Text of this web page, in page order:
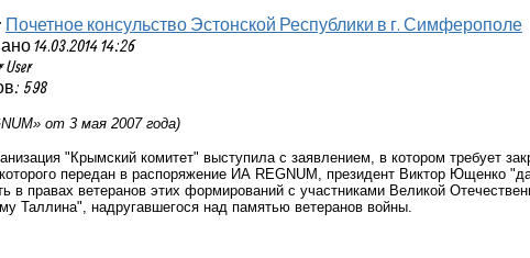
Почетное консульство Эстонской Республики в г. Симферополе
14.03.2014 14:26
598
от 3 мая 2007 года)
"Крымский комитет" выступила с заявлением, в котором требует
передан в распоряжение ИА REGNUM, президент Виктор Ющенко
в правах ветеранов этих формирований с участниками Великой
Таллина", надругавшегося над памятью ветеранов войны.